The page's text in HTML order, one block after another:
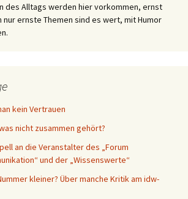
des Alltags werden hier vorkommen, ernst
nur ernste Themen sind es wert, mit Humor
kein Vertrauen
nicht zusammen gehört?
an die Veranstalter des „Forum
und der „Wissenswerte“
kleiner? Über manche Kritik am idw-